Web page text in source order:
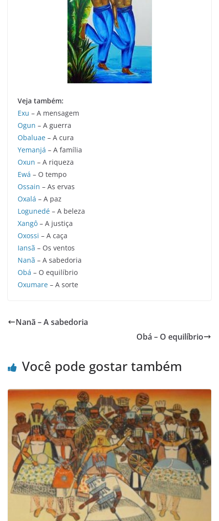
Veja também:
Exu – A mensagem
Ogun – A guerra
Obaluae – A cura
Yemanjá – A família
Oxun – A riqueza
Ewá – O tempo
Ossain – As ervas
Oxalá – A paz
Logunedé – A beleza
Xangô – A justiça
Oxossi – A caça
Iansã – Os ventos
Nanã – A sabedoria
Obá – O equilíbrio
Oxumare – A sorte
Nanã – A sabedoria
Obá – O equilíbrio
Você pode gostar também